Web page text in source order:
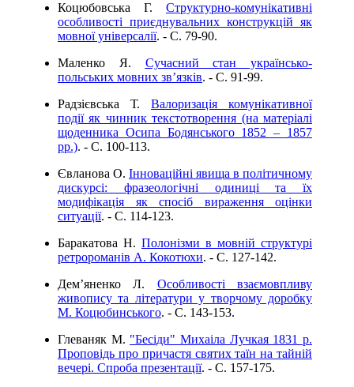
Коцюбовська Г. Структурно-комунікативні
особливості приєднувальних конструкцій як
мовної універсалії. - C. 79-90.
Маленко Я. Сучасний стан українсько-
польських мовних зв’язків. - C. 91-99.
Радзієвська Т. Валоризація комунікативної
події як чинник текстотворення (на матеріалі
щоденника Осипа Бодянського 1852 – 1857
рр.). - C. 100-113.
Євланова О. Інноваційні явища в політичному
дискурсі: фразеологічні одиниці та їх
модифікація як спосіб вираження оцінки
ситуації. - C. 114-123.
Баракатова Н. Полонізми в мовній структурі
ретророманів А. Кокотюхи. - C. 127-142.
Дем’яненко Л. Особливості взаємовпливу
живопису та літератури у творчому доробку
М. Коцюбинського. - C. 143-153.
Глеваняк М. "Бесіди" Михаіла Лучкая 1831 р.
Проповідь про причастя святих таїн на тайній
вечері. Спроба презентації. - C. 157-175.